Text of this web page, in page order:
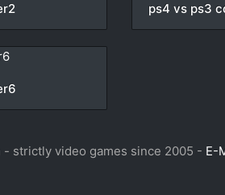
ps4 vs ps3
strictly video games since 2005 - E-